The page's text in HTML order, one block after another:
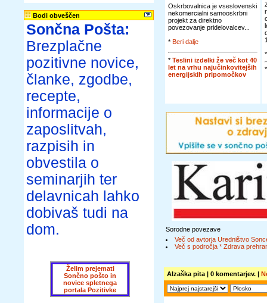
Bodi obveščen
Sončna Pošta:
Brezplačne
pozitivne novice,
članke, zgodbe,
recepte,
informacije o
zaposlitvah,
razpisih in
obvestila o
seminarjih ter
delavnicah lahko
dobivaš tudi na
dom.
Želim prejemati
Sončno pošto in
novice spletnega
portala Pozitivke
Oskrbovalnica je vseslovenski
nekomercialni samooskrbni
projekt za direktno
povezovanje pridelovalcev...
* Beri dalje
* Teslini izdelki že več kot 40
let na vrhu najučinkovitejših
energijskih pripomočkov
Sorodne povezave
Več od avtorja Uredništvo
Več s področja * Zdrava
Alzaška pita | 0 komentarjev. |